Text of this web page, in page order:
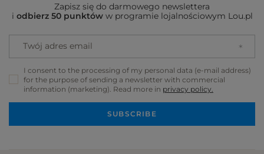
Zapisz się do darmowego newslettera
i odbierz 50 punktóww programie lojalnościowym Lou.pl
Twój adres email
I consent to the processing of my personal data (e-mail address)
for the purpose of sending a newsletter with commercial
information (marketing). Read more in privacy policy.
SUBSCRIBE